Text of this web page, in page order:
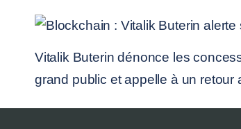
Vitalik Buterin dénonce les
grand public et appelle à un